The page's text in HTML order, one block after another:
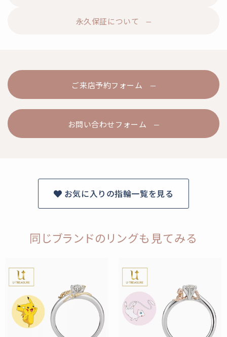
永久保証について
ご来店予約フォーム
お問い合わせフォーム
お気に入りの指輪一覧を見る
同じブランドのリングも見てみる